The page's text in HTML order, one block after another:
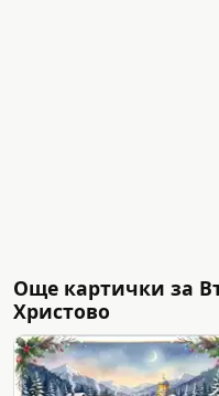
Още картички за
Христово